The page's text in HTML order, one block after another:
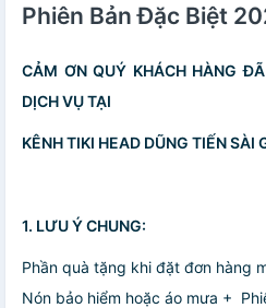
Phiên Bản Đặc Biệt
CẢM ƠN QUÝ KHÁCH HÀNG
DỊCH VỤ TẠI
KÊNH TIKI HEAD DŨNG TIẾN SÀI
1. LƯU Ý CHUNG:
Phần quà tặng khi đặt đơn hàng
Nón bảo hiểm hoặc áo mưa +